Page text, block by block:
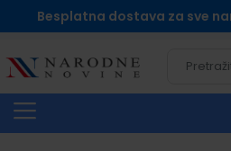
Besplatna dostava za sve